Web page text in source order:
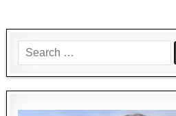
Search
for: